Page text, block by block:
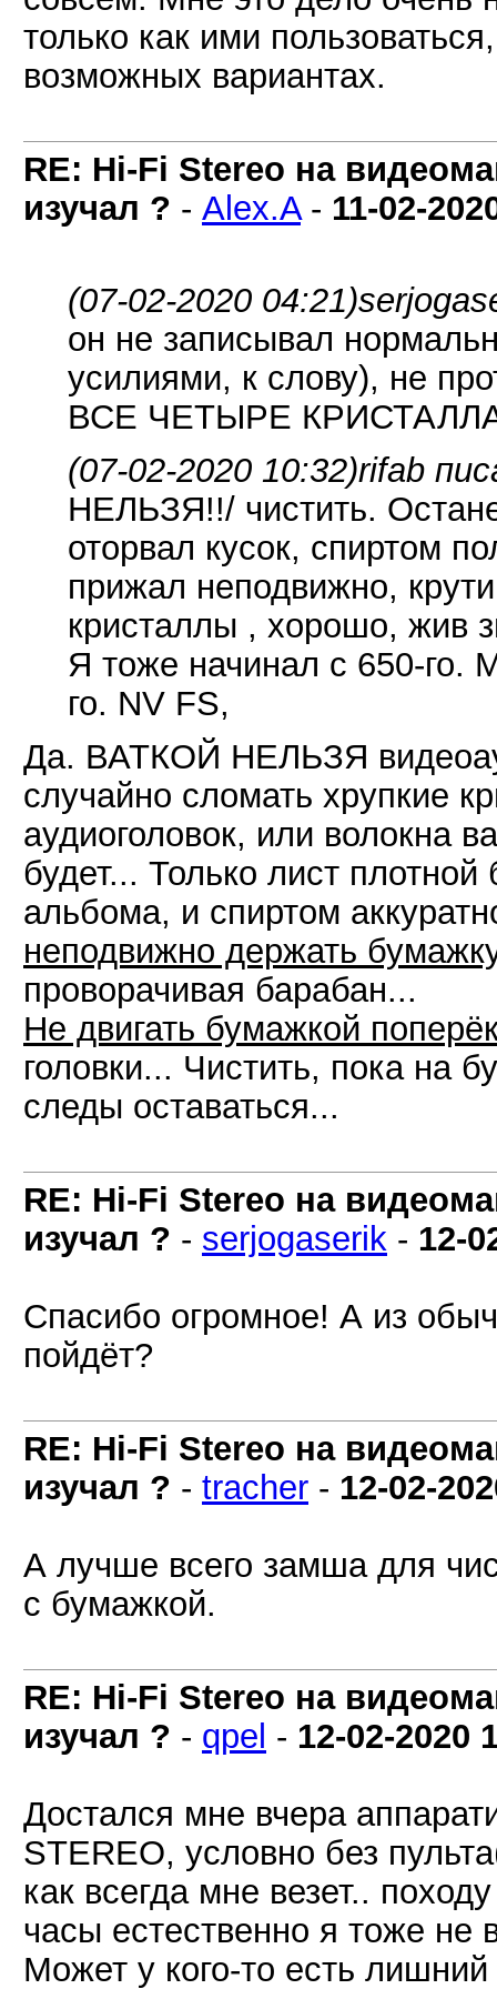
только как ими
возможных вариантах.
RE: Hi-Fi Stereo на
изучал ? - Alex.A- 11-02-
(07-02-2020 04:21)
он не записывал
усилиями, к слову), не
ВСЕ ЧЕТЫРЕ КРИСТАЛЛА
(07-02-2020 10:32)rifab
НЕЛЬЗЯ!!/ чистить.
оторвал кусок, спиртом
прижал неподвижно,
кристаллы , хорошо, жив
Я тоже начинал с 650-го.
го. NV FS,
Да. ВАТКОЙ НЕЛЬЗЯ
случайно сломать хрупкие
аудиоголовок, или волокна
будет... Только лист
альбома, и спиртом
неподвижно держать
проворачивая барабан...
Не двигать бумажкой
головки... Чистить, пока на
следы оставаться...
RE: Hi-Fi Stereo на
изучал ? - serjogaserik - 12-
Спасибо огромное! А из
пойдёт?
RE: Hi-Fi Stereo на
изучал ? - tracher - 12-02-
А лучше всего замша для
с бумажкой.
RE: Hi-Fi Stereo на
изучал ? - qpel - 12-02-2020
Достался мне вчера
STEREO, условно без
как всегда мне везет..
часы естественно я тоже не
Может у кого-то есть лишний